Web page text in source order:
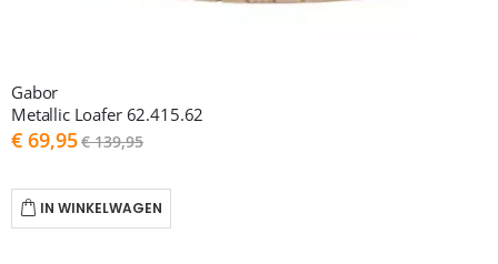
Gabor
Metallic Loafer 62.415.62
As
low
€ 69,95€ 139,95
IN WINKELWAGEN